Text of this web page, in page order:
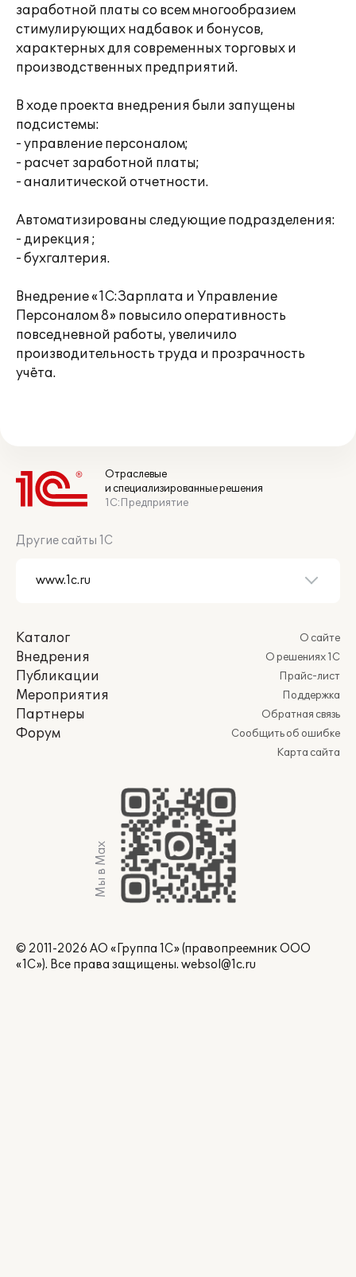
заработной платы со всем многообразием
стимулирующих надбавок и бонусов,
характерных для современных торговых и
производственных предприятий.
В ходе проекта внедрения были запущены
подсистемы:
- управление персоналом;
- расчет заработной платы;
- аналитической отчетности.
Автоматизированы следующие подразделения:
- дирекция ;
- бухгалтерия.
Внедрение «1С:Зарплата и Управление
Персоналом 8» повысило оперативность
повседневной работы, увеличило
производительность труда и прозрачность
учёта.
Отраслевые
и специализированные решения
1С:Предприятие
Другие сайты 1С
Каталог
Внедрения
Публикации
Мероприятия
Партнеры
Форум
О сайте
О решениях 1С
Прайс-лист
Поддержка
Обратная связь
Сообщить об ошибке
Карта сайта
Мы в Max
© 2011-2026 АО «Группа 1С» (правопреемник ООО
«1С»). Все права защищены. websol@1c.ru